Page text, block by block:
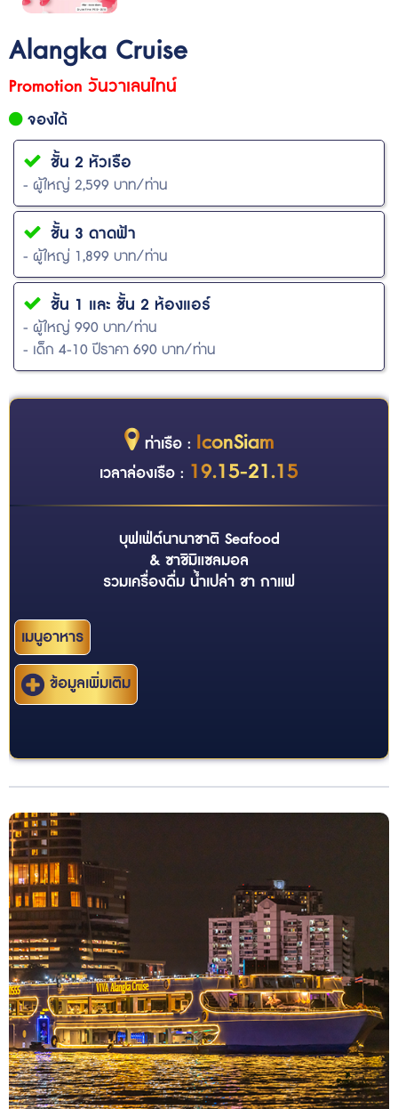
Alangka Cruise
Promotion วันวาเลนไทน์
จองได้
ชั้น 2 หัวเรือ
- ผู้ใหญ่ 2,599 บาท/ท่าน
ชั้น 3 ดาดฟ้า
- ผู้ใหญ่ 1,899 บาท/ท่าน
ชั้น 1 และ ชั้น 2 ห้องแอร์
- ผู้ใหญ่ 990 บาท/ท่าน
- เด็ก 4-10 ปีราคา 690 บาท/ท่าน
ท่าเรือ : IconSiam
เวลาล่องเรือ : 19.15-21.15
บุฟเฟ่ต์นานาชาติ Seafood
& ซาชิมิแซลมอล
รวมเครื่องดื่ม น้ำเปล่า ชา กาแฟ
เมนูอาหาร
ข้อมูลเพิ่มเติม